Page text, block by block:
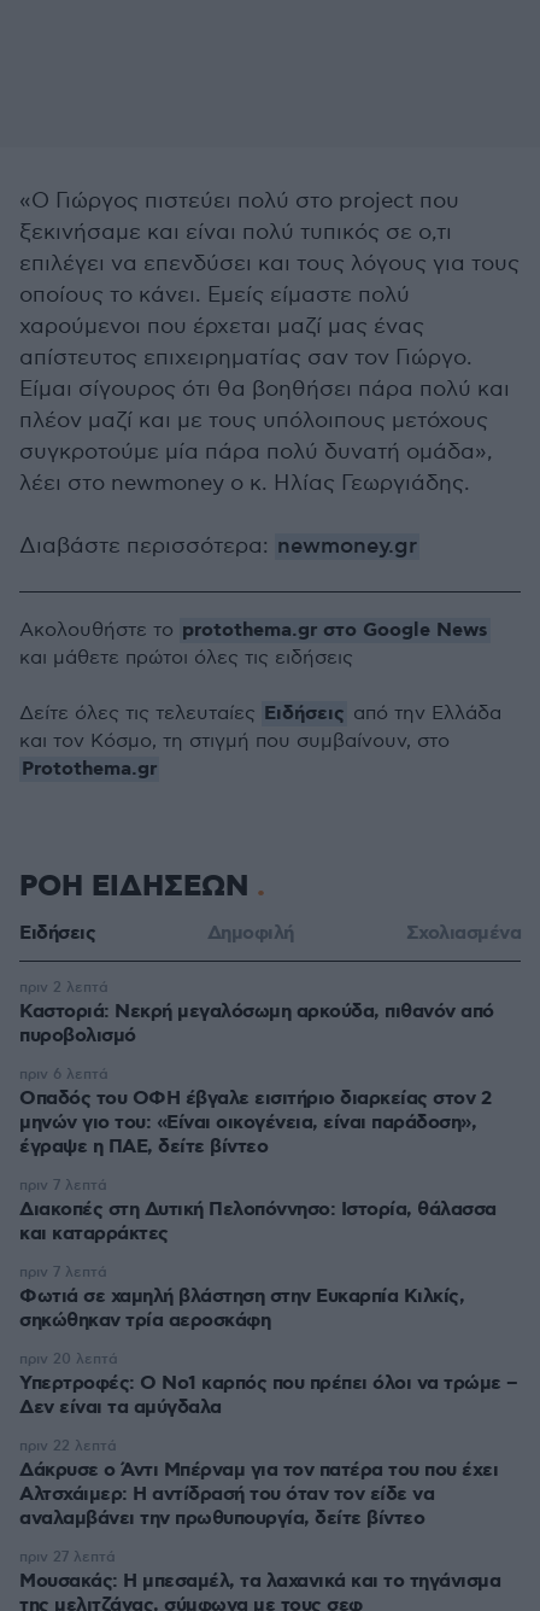
«Ο Γιώργος πιστεύει πολύ στο project που
ξεκινήσαμε και είναι πολύ τυπικός σε ο,τι
επιλέγει να επενδύσει και τους λόγους για τους
οποίους το κάνει. Εμείς είμαστε πολύ
χαρούμενοι που έρχεται μαζί μας ένας
απίστευτος επιχειρηματίας σαν τον Γιώργο.
Είμαι σίγουρος ότι θα βοηθήσει πάρα πολύ και
πλέον μαζί και με τους υπόλοιπους μετόχους
συγκροτούμε μία πάρα πολύ δυνατή ομάδα»,
λέει στο newmoney ο κ. Ηλίας Γεωργιάδης.
Διαβάστε περισσότερα: newmoney.gr
Ακολουθήστε το protothema.gr στο Google News
και μάθετε πρώτοι όλες τις ειδήσεις
Δείτε όλες τις τελευταίες Ειδήσεις από την Ελλάδα
και τον Κόσμο, τη στιγμή που συμβαίνουν, στο
Protothema.gr
ΡΟΗ ΕΙΔΗΣΕΩΝ
Ειδήσεις Δημοφιλή Σχολιασμένα
Καστοριά: Νεκρή μεγαλόσωμη αρκούδα, πιθανόν από
πυροβολισμό
πριν 2 λεπτά
Οπαδός του ΟΦΗ έβγαλε εισιτήριο διαρκείας στον 2
μηνών γιο του: «Είναι οικογένεια, είναι παράδοση»,
έγραψε η ΠΑΕ, δείτε βίντεο
πριν 6 λεπτά
Διακοπές στη Δυτική Πελοπόννησο: Ιστορία, θάλασσα
και καταρράκτες
πριν 7 λεπτά
Φωτιά σε χαμηλή βλάστηση στην Ευκαρπία Κιλκίς,
σηκώθηκαν τρία αεροσκάφη
πριν 7 λεπτά
Υπερτροφές: Ο Νο1 καρπός που πρέπει όλοι να τρώμε –
Δεν είναι τα αμύγδαλα
πριν 20 λεπτά
Δάκρυσε ο Άντι Μπέρναμ για τον πατέρα του που έχει
Αλτσχάιμερ: Η αντίδρασή του όταν τον είδε να
αναλαμβάνει την πρωθυπουργία, δείτε βίντεο
πριν 22 λεπτά
Μουσακάς: Η μπεσαμέλ, τα λαχανικά και το τηγάνισμα
της μελιτζάνας, σύμφωνα με τους σεφ
πριν 27 λεπτά